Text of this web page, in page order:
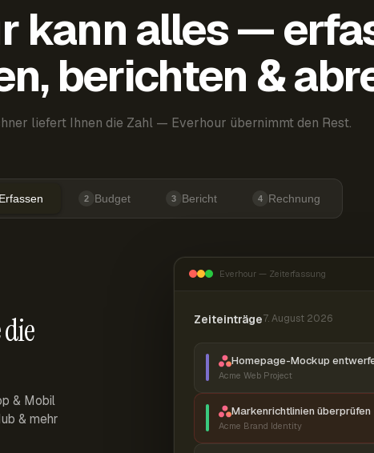
kann alles —
berichten &
liefert Ihnen die Zahl — Everhour übernimmt den Rest.
Erfassen 2 Budget 3 Bericht 4 Rechnung
& Mobil
& mehr
Everhour — Zeiterfassung
Zeiteinträge7. August 2026
Homepage-Mockup
Acme Web Project
Markenrichtlinien überprüfen
Acme Brand Identity